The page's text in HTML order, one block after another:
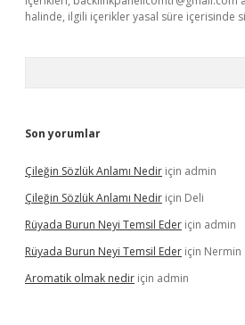
halinde, ilgili içerikler yasal süre içerisinde
Son yorumlar
Çileğin Sözlük Anlamı Nedir için admin
Çileğin Sözlük Anlamı Nedir için Deli
Rüyada Burun Neyi Temsil Eder için admin
Rüyada Burun Neyi Temsil Eder için Nermin
Aromatik olmak nedir için admin